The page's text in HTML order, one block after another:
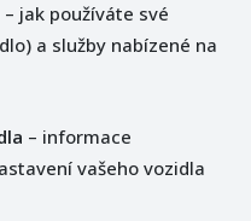
– jak používáte své
a služby nabízené na
– informace
vašeho vozidla